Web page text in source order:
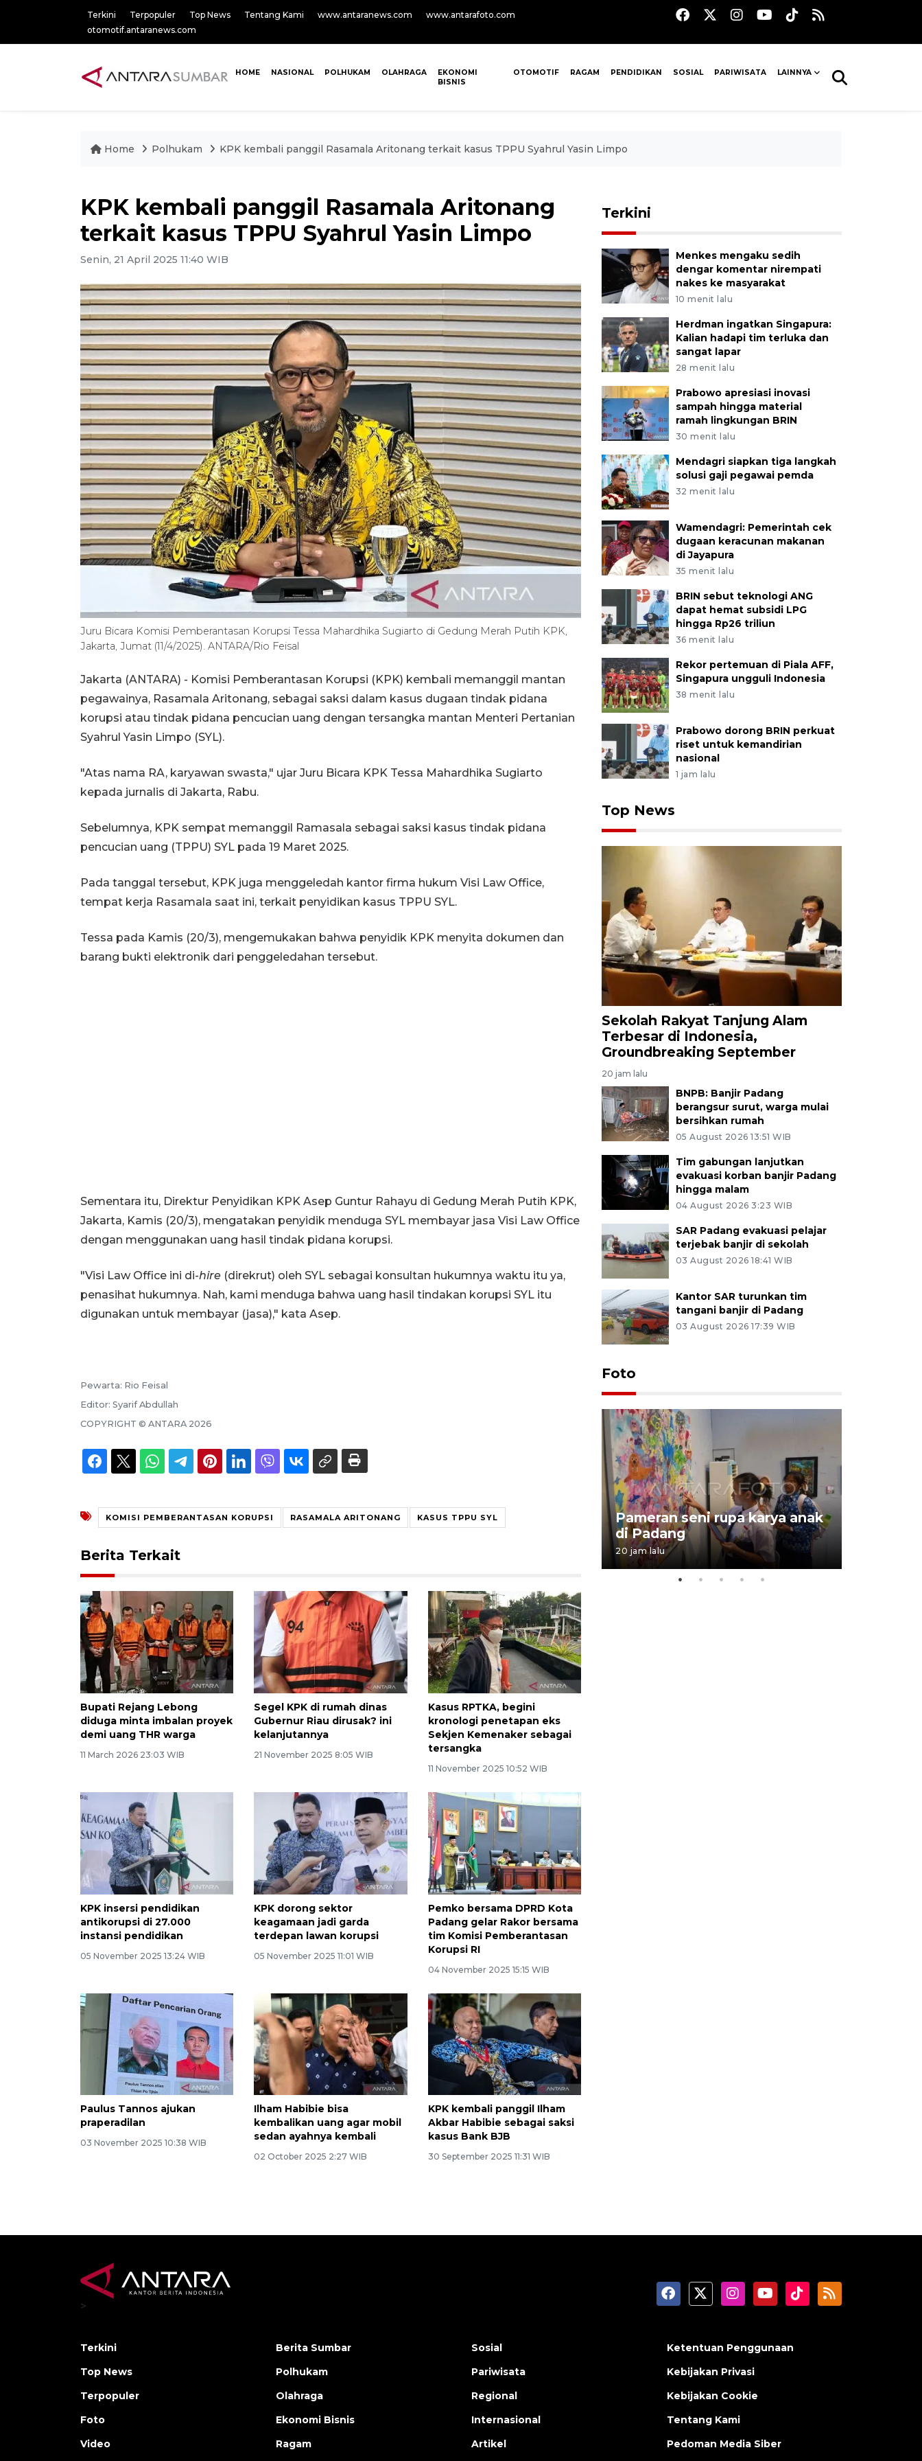
Terkini Terpopuler Top News Tentang Kami www.antaranews.com
www.antarafoto.com
otomotif.antaranews.com
HOME NASIONAL POLHUKAM OLAHRAGA
EKONOMI
BISNIS
OTOMOTIF RAGAM PENDIDIKAN SOSIAL PARIWISATA LAINNYA
Home Polhukam KPK kembali panggil Rasamala Aritonang terkait kasus TPPU Syahrul Yasin Limpo
KPK kembali panggil Rasamala Aritonang
terkait kasus TPPU Syahrul Yasin Limpo
Senin, 21 April 2025 11:40 WIB
Juru Bicara Komisi Pemberantasan Korupsi Tessa Mahardhika Sugiarto di Gedung Merah Putih KPK,
Jakarta, Jumat (11/4/2025). ANTARA/Rio Feisal
Jakarta (ANTARA) - Komisi Pemberantasan Korupsi (KPK) kembali memanggil mantan
pegawainya, Rasamala Aritonang, sebagai saksi dalam kasus dugaan tindak pidana
korupsi atau tindak pidana pencucian uang dengan tersangka mantan Menteri Pertanian
Syahrul Yasin Limpo (SYL).
"Atas nama RA, karyawan swasta," ujar Juru Bicara KPK Tessa Mahardhika Sugiarto
kepada jurnalis di Jakarta, Rabu.
Sebelumnya, KPK sempat memanggil Ramasala sebagai saksi kasus tindak pidana
pencucian uang (TPPU) SYL pada 19 Maret 2025.
Pada tanggal tersebut, KPK juga menggeledah kantor firma hukum Visi Law Office,
tempat kerja Rasamala saat ini, terkait penyidikan kasus TPPU SYL.
Tessa pada Kamis (20/3), mengemukakan bahwa penyidik KPK menyita dokumen dan
barang bukti elektronik dari penggeledahan tersebut.
Sementara itu, Direktur Penyidikan KPK Asep Guntur Rahayu di Gedung Merah Putih KPK,
Jakarta, Kamis (20/3), mengatakan penyidik menduga SYL membayar jasa Visi Law Office
dengan menggunakan uang hasil tindak pidana korupsi.
"Visi Law Office ini di-hire (direkrut) oleh SYL sebagai konsultan hukumnya waktu itu ya,
penasihat hukumnya. Nah, kami menduga bahwa uang hasil tindakan korupsi SYL itu
digunakan untuk membayar (jasa)," kata Asep.
Pewarta: Rio Feisal
Editor: Syarif Abdullah
COPYRIGHT © ANTARA 2026
KOMISI PEMBERANTASAN KORUPSI RASAMALA ARITONANG KASUS TPPU SYL
Berita Terkait
Bupati Rejang Lebong
diduga minta imbalan proyek
demi uang THR warga
11 March 2026 23:03 WIB
Segel KPK di rumah dinas
Gubernur Riau dirusak? ini
kelanjutannya
21 November 2025 8:05 WIB
Kasus RPTKA, begini
kronologi penetapan eks
Sekjen Kemenaker sebagai
tersangka
11 November 2025 10:52 WIB
KPK insersi pendidikan
antikorupsi di 27.000
instansi pendidikan
05 November 2025 13:24 WIB
KPK dorong sektor
keagamaan jadi garda
terdepan lawan korupsi
05 November 2025 11:01 WIB
Pemko bersama DPRD Kota
Padang gelar Rakor bersama
tim Komisi Pemberantasan
Korupsi RI
04 November 2025 15:15 WIB
Paulus Tannos ajukan
praperadilan
03 November 2025 10:38 WIB
Ilham Habibie bisa
kembalikan uang agar mobil
sedan ayahnya kembali
02 October 2025 2:27 WIB
KPK kembali panggil Ilham
Akbar Habibie sebagai saksi
kasus Bank BJB
30 September 2025 11:31 WIB
Terkini
Menkes mengaku sedih
dengar komentar nirempati
nakes ke masyarakat
10 menit lalu
Herdman ingatkan Singapura:
Kalian hadapi tim terluka dan
sangat lapar
28 menit lalu
Prabowo apresiasi inovasi
sampah hingga material
ramah lingkungan BRIN
30 menit lalu
Mendagri siapkan tiga langkah
solusi gaji pegawai pemda
32 menit lalu
Wamendagri: Pemerintah cek
dugaan keracunan makanan
di Jayapura
35 menit lalu
BRIN sebut teknologi ANG
dapat hemat subsidi LPG
hingga Rp26 triliun
36 menit lalu
Rekor pertemuan di Piala AFF,
Singapura ungguli Indonesia
38 menit lalu
Prabowo dorong BRIN perkuat
riset untuk kemandirian
nasional
1 jam lalu
Top News
Sekolah Rakyat Tanjung Alam
Terbesar di Indonesia,
Groundbreaking September
20 jam lalu
BNPB: Banjir Padang
berangsur surut, warga mulai
bersihkan rumah
05 August 2026 13:51 WIB
Tim gabungan lanjutkan
evakuasi korban banjir Padang
hingga malam
04 August 2026 3:23 WIB
SAR Padang evakuasi pelajar
terjebak banjir di sekolah
03 August 2026 18:41 WIB
Kantor SAR turunkan tim
tangani banjir di Padang
03 August 2026 17:39 WIB
Foto
Kopdes Merah Putih di
Sumbar
Pameran seni rupa karya anak
di Padang
20 jam lalu
>
Terkini
Top News
Terpopuler
Foto
Video
Berita Sumbar
Polhukam
Olahraga
Ekonomi Bisnis
Ragam
Sosial
Pariwisata
Regional
Internasional
Artikel
Ketentuan Penggunaan
Kebijakan Privasi
Kebijakan Cookie
Tentang Kami
Pedoman Media Siber